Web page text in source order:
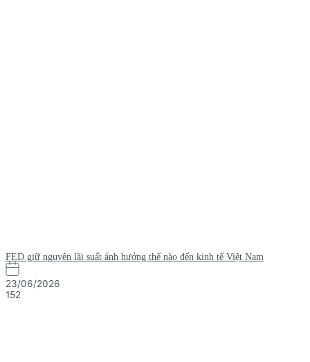
FED giữ nguyên lãi suất ảnh hưởng thế nào đến kinh tế Việt Nam
23/06/2026
152